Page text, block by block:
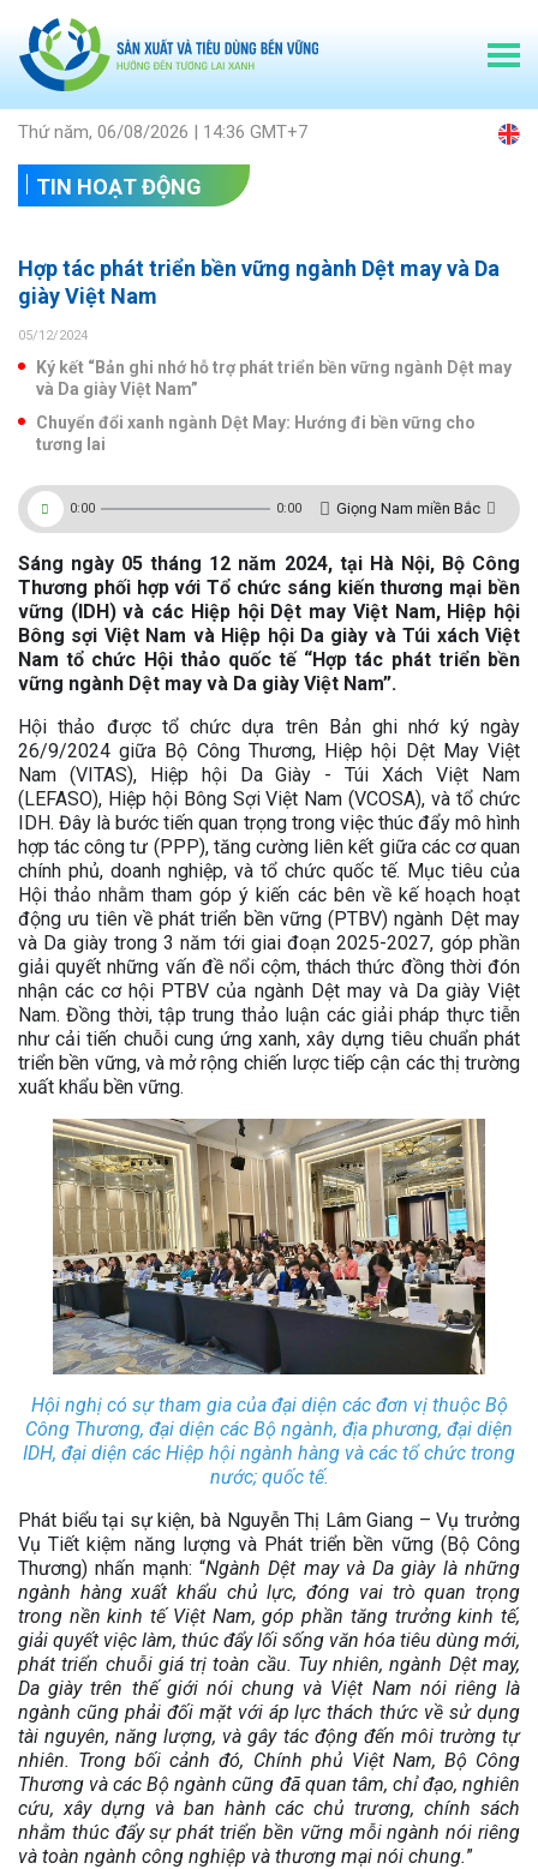
Thứ năm, 06/08/2026 | 14:36 GMT+7
TIN HOẠT ĐỘNG
Hợp tác phát triển bền vững ngành Dệt may và Da
giày Việt Nam
05/12/2024
Ký kết “Bản ghi nhớ hỗ trợ phát triển bền vững ngành Dệt may
và Da giày Việt Nam”
Chuyển đổi xanh ngành Dệt May: Hướng đi bền vững cho
tương lai
0:00 0:00 Giọng Nam miền Bắc
Sáng ngày 05 tháng 12 năm 2024, tại Hà Nội, Bộ Công
Thương phối hợp với Tổ chức sáng kiến thương mại bền
vững (IDH) và các Hiệp hội Dệt may Việt Nam, Hiệp hội
Bông sợi Việt Nam và Hiệp hội Da giày và Túi xách Việt
Nam tổ chức Hội thảo quốc tế “Hợp tác phát triển bền
vững ngành Dệt may và Da giày Việt Nam”.
Hội thảo được tổ chức dựa trên Bản ghi nhớ ký ngày
26/9/2024 giữa Bộ Công Thương, Hiệp hội Dệt May Việt
Nam (VITAS), Hiệp hội Da Giày - Túi Xách Việt Nam
(LEFASO), Hiệp hội Bông Sợi Việt Nam (VCOSA), và tổ chức
IDH. Đây là bước tiến quan trọng trong việc thúc đẩy mô hình
hợp tác công tư (PPP), tăng cường liên kết giữa các cơ quan
chính phủ, doanh nghiệp, và tổ chức quốc tế. Mục tiêu của
Hội thảo nhằm tham góp ý kiến các bên về kế hoạch hoạt
động ưu tiên về phát triển bền vững (PTBV) ngành Dệt may
và Da giày trong 3 năm tới giai đoạn 2025-2027, góp phần
giải quyết những vấn đề nổi cộm, thách thức đồng thời đón
nhận các cơ hội PTBV của ngành Dệt may và Da giày Việt
Nam. Đồng thời, tập trung thảo luận các giải pháp thực tiễn
như cải tiến chuỗi cung ứng xanh, xây dựng tiêu chuẩn phát
triển bền vững, và mở rộng chiến lược tiếp cận các thị trường
xuất khẩu bền vững.
Hội nghị có sự tham gia của đại diện các đơn vị thuộc Bộ
Công Thương, đại diện các Bộ ngành, địa phương, đại diện
IDH, đại diện các Hiệp hội ngành hàng và các tổ chức trong
nước; quốc tế.
Phát biểu tại sự kiện, bà Nguyễn Thị Lâm Giang – Vụ trưởng
Vụ Tiết kiệm năng lượng và Phát triển bền vững (Bộ Công
Thương) nhấn mạnh: “Ngành Dệt may và Da giày là những
ngành hàng xuất khẩu chủ lực, đóng vai trò quan trọng
trong nền kinh tế Việt Nam, góp phần tăng trưởng kinh tế,
giải quyết việc làm, thúc đẩy lối sống văn hóa tiêu dùng mới,
phát triển chuỗi giá trị toàn cầu. Tuy nhiên, ngành Dệt may,
Da giày trên thế giới nói chung và Việt Nam nói riêng là
ngành cũng phải đối mặt với áp lực thách thức về sử dụng
tài nguyên, năng lượng, và gây tác động đến môi trường tự
nhiên. Trong bối cảnh đó, Chính phủ Việt Nam, Bộ Công
Thương và các Bộ ngành cũng đã quan tâm, chỉ đạo, nghiên
cứu, xây dựng và ban hành các chủ trương, chính sách
nhằm thúc đẩy sự phát triển bền vững mỗi ngành nói riêng
và toàn ngành công nghiệp và thương mại nói chung.”